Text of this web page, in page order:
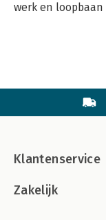
werk en loopbaan
Klantenservice
Zakelijk